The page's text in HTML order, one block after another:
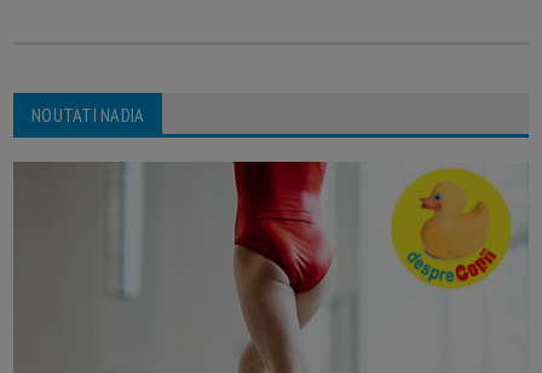
NOUTATI NADIA